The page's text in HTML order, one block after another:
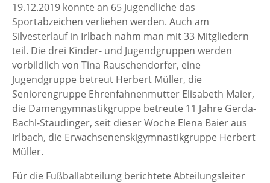
19.12.2019 konnte an 65 Jugendliche das
Sportabzeichen verliehen werden. Auch am
Silvesterlauf in Irlbach nahm man mit 33 Mitgliedern
teil. Die drei Kinder- und Jugendgruppen werden
vorbildlich von Tina Rauschendorfer, eine
Jugendgruppe betreut Herbert Müller, die
Seniorengruppe Ehrenfahnenmutter Elisabeth Maier,
die Damengymnastikgruppe betreute 11 Jahre Gerda-
Bachl-Staudinger, seit dieser Woche Elena Baier aus
Irlbach, die Erwachsenenskigymnastikgruppe Herbert
Müller.
Für die Fußballabteilung berichtete Abteilungsleiter